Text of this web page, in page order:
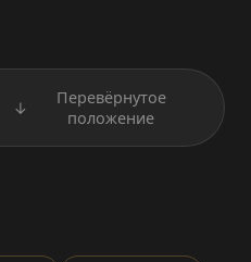
↓
Перевёрнутое
положение